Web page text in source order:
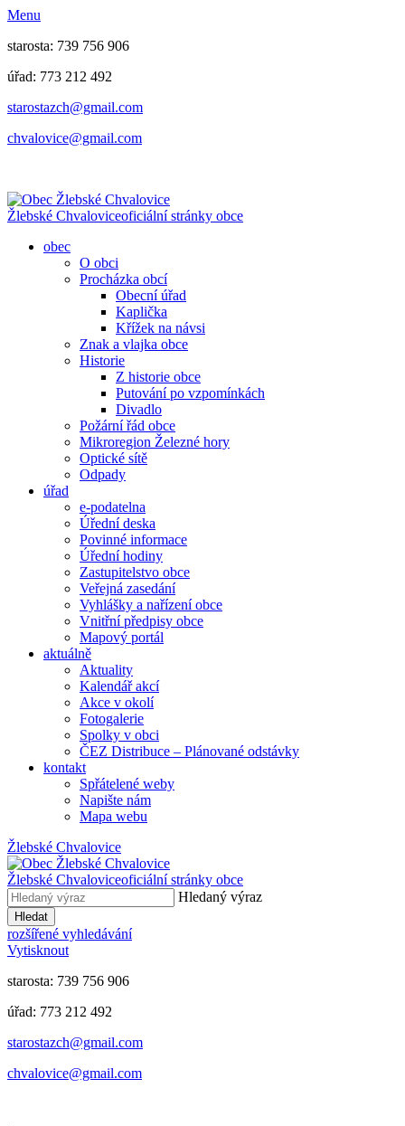
Menu
starosta: 739 756 906
úřad: 773 212 492
​​​​starostazch@gmail.com
​​​​chvalovice@gmail.com
Žlebské Chvaloviceoficiální stránky obce
obec
O obci
Procházka obcí
Obecní úřad
Kaplička
Křížek na návsi
Znak a vlajka obce
Historie
Z historie obce
Putování po vzpomínkách
Divadlo
Požární řád obce
Mikroregion Železné hory
Optické sítě
Odpady
úřad
e-podatelna
Úřední deska
Povinné informace
Úřední hodiny
Zastupitelstvo obce
Veřejná zasedání
Vyhlášky a nařízení obce
Vnitřní předpisy obce
Mapový portál
aktuálně
Aktuality
Kalendář akcí
Akce v okolí
Fotogalerie
Spolky v obci
ČEZ Distribuce – Plánované odstávky
kontakt
Spřátelené weby
Napište nám
Mapa webu
Žlebské Chvalovice
Žlebské Chvaloviceoficiální stránky obce
Hledaný výraz
Hledat
rozšířené vyhledávání
Vytisknout
starosta: 739 756 906
úřad: 773 212 492
​​​​starostazch@gmail.com
​​​​chvalovice@gmail.com